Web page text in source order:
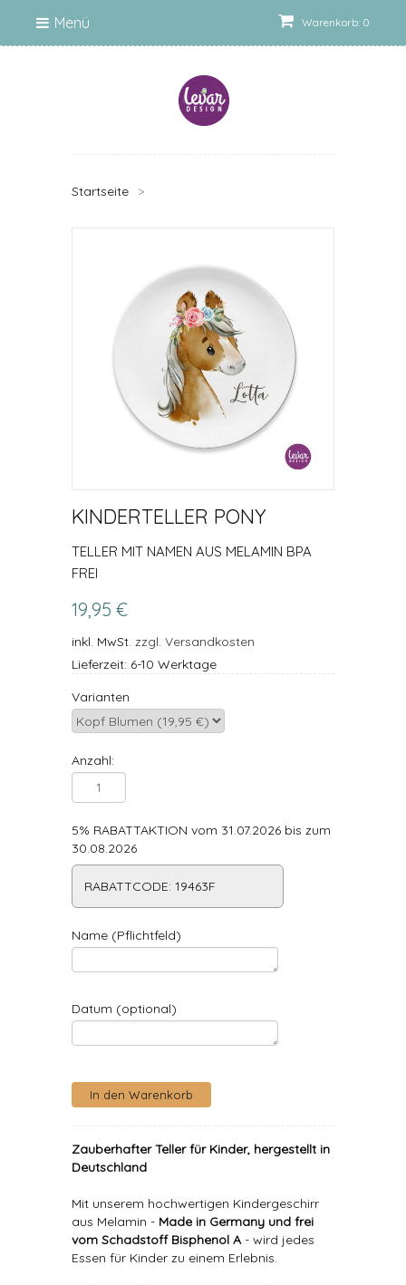
Warenkorb: 0
Menü
Startseite >
KINDERTELLER PONY
TELLER MIT NAMEN AUS MELAMIN BPA
FREI
19,95 €
inkl. MwSt. zzgl. Versandkosten
Lieferzeit: 6-10 Werktage
Varianten
Anzahl:
5% RABATTAKTION vom 31.07.2026 bis zum
30.08.2026
RABATTCODE: 19463F
Name (Pflichtfeld)
Datum (optional)
Zauberhafter Teller für Kinder, hergestellt in
Deutschland
Mit unserem hochwertigen Kindergeschirr
aus Melamin - Made in Germany und frei
vom Schadstoff Bisphenol A- wird jedes
Essen für Kinder zu einem Erlebnis.